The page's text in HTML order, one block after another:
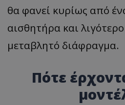
θα φανεί κυρίως από
αισθητήρα και
μεταβλητό διάφραγμα.
Πότε